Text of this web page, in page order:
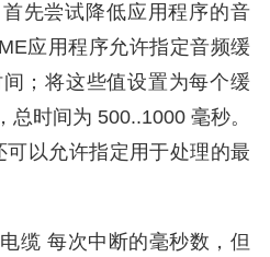
先尝试降低应用程序的音
应用程序允许指定音频缓
；将这些值设置为每个缓
时间为 500..1000 毫秒。
可以允许指定用于处理的最
缆 每次中断的毫秒数，但